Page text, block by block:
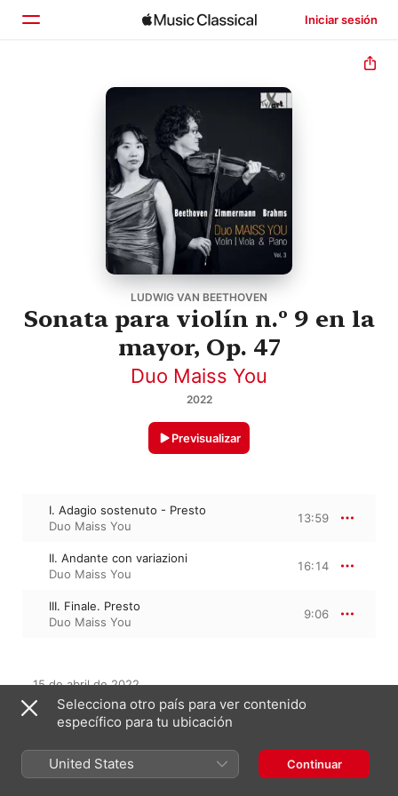
Iniciar sesión
LUDWIG VAN BEETHOVEN
Sonata para violín n.º 9 en la
mayor, Op. 47
Duo Maiss You
2022
Previsualizar
I. Adagio sostenuto - Presto
Duo Maiss You
13:59
II. Andante con variazioni
Duo Maiss You
16:14
III. Finale. Presto
Duo Maiss You
9:06
15 de abril de 2022
3 pistas, 39 minutos
℗ 2022 TYXArt
Del álbum
Selecciona otro país para ver contenido
específico para tu ubicación
United States Continuar